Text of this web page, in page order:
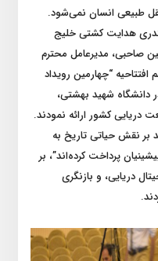
طبیعی انسان نمی‌شود.
هدایت کشتی خلیج
صاحبی، مدیرعامل محترم
“چهارمین رویداد
دانشگاه شهید بهشتی،
دریایی کشور ارائه نمودند.
بر نقش حیاتی تاریخ به
پرداخت کرده‌اند”، بر
دریایی، و بازنگری